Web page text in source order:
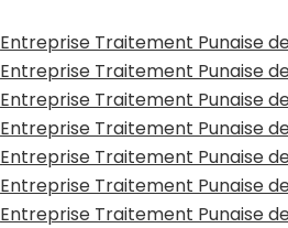
Entreprise Traitement Punaise
Entreprise Traitement Punaise
Entreprise Traitement Punaise
Entreprise Traitement Punaise
Entreprise Traitement Punaise
Entreprise Traitement Punaise
Entreprise Traitement Punaise